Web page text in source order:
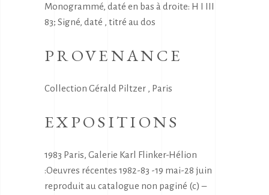
Monogrammé, daté en bas à droite: H I III
83; Signé, daté , titré au dos
PROVENANCE
Collection Gérald Piltzer , Paris
EXPOSITIONS
1983 Paris, Galerie Karl Flinker-Hélion
:Oeuvres récentes 1982-83 -19 mai-28 juin
reproduit au catalogue non paginé (c) –